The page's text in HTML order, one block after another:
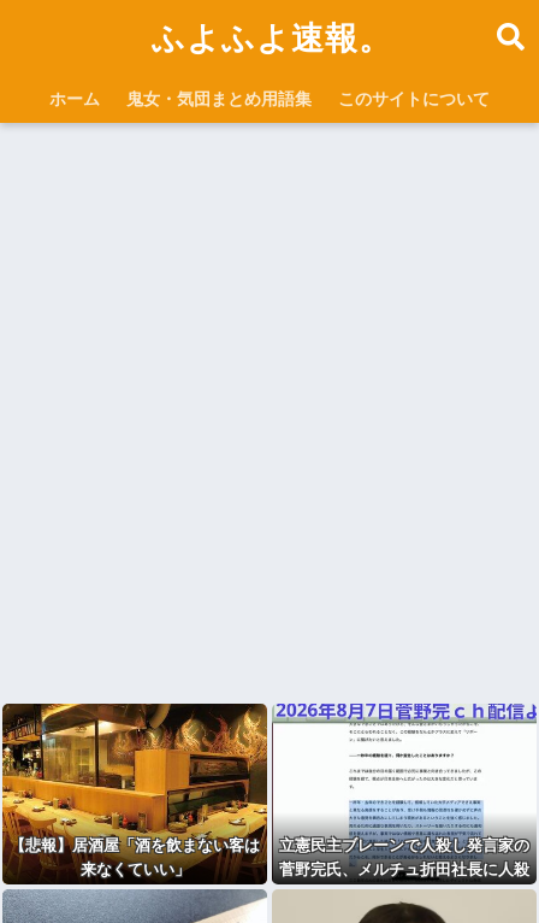
ふよふよ速報。
ホーム 鬼女・気団まとめ用語集 このサイトについて
【悲報】居酒屋「酒を飲まない客は
来なくていい」
立憲民主ブレーンで人殺し発言家の
菅野完氏、メルチュ折田社長に人殺
しを連呼